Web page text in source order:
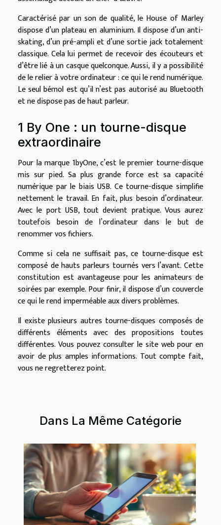
Caractérisé par un son de qualité, le House of Marley
dispose d’un plateau en aluminium. Il dispose d’un anti-
skating, d’un pré-ampli et d’une sortie jack totalement
classique. Cela lui permet de recevoir des écouteurs et
d’être lié à un casque quelconque. Aussi, il y a possibilité
de le relier à votre ordinateur : ce qui le rend numérique.
Le seul bémol est qu’il n’est pas autorisé au Bluetooth
et ne dispose pas de haut parleur.
1 By One : un tourne-disque
extraordinaire
Pour la marque 1byOne, c’est le premier tourne-disque
mis sur pied. Sa plus grande force est sa capacité
numérique par le biais USB. Ce tourne-disque simplifie
nettement le travail. En fait, plus besoin d’ordinateur.
Avec le port USB, tout devient pratique. Vous aurez
toutefois besoin de l’ordinateur dans le but de
renommer vos fichiers.
Comme si cela ne suffisait pas, ce tourne-disque est
composé de hauts parleurs tournés vers l’avant. Cette
constitution est avantageuse pour les animateurs de
soirées par exemple. Pour finir, il dispose d’un couvercle
ce qui le rend imperméable aux divers problèmes.
Il existe plusieurs autres tourne-disques composés de
différents éléments avec des propositions toutes
différentes. Vous pouvez consulter le site web pour en
avoir de plus amples informations. Tout compte fait,
vous ne regretterez point.
Dans La Même Catégorie